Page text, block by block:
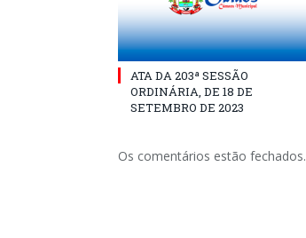
ATA DA 203ª SESSÃO
ORDINÁRIA, DE 18 DE
SETEMBRO DE 2023
Os comentários estão fechados.